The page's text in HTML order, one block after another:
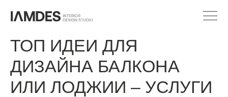
ТОП ИДЕИ ДЛЯ
ДИЗАЙНА БАЛКОНА
ИЛИ ЛОДЖИИ – УСЛУГИ